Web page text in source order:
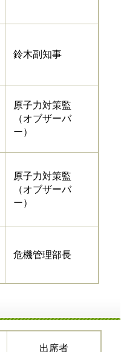
鈴木副知事
原子力対策監
（オブザーバ
ー）
原子力対策監
（オブザーバ
ー）
危機管理部長
出席者